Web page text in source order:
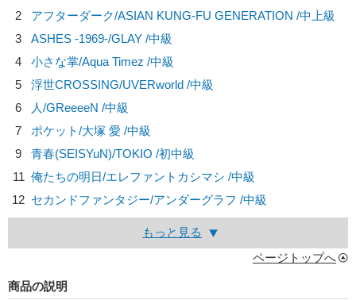
2
アフターダーク/ASIAN KUNG-FU GENERATION /中上級
3
ASHES -1969-/GLAY /中級
4
小さな掌/Aqua Timez /中級
5
浮世CROSSING/UVERworld /中級
6
人/GReeeeN /中級
7
ポケット/大塚 愛 /中級
9
青春(SEISYuN)/TOKIO /初中級
11 俺たちの明日/エレファントカシマシ /中級
12 セカンドファンタジー/アンダーグラフ /中級
もっと見る
ページトップへ
商品の説明